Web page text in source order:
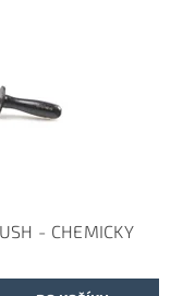
- CHEMICKY